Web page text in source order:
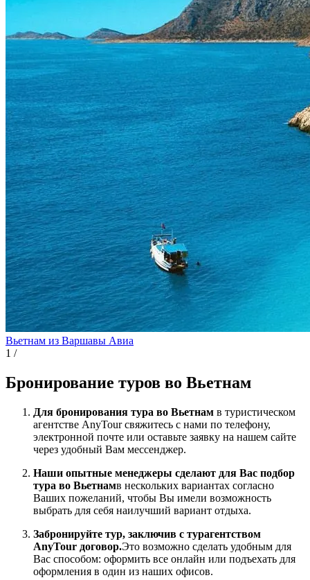
Вьетнам из Варшавы Авиа
1 /
Бронирование туров во Вьетнам
Для бронирования тура во Вьетнам в туристическом
агентстве AnyTour свяжитесь с нами по телефону,
электронной почте или оставьте заявку на нашем сайте
через удобный Вам мессенджер.
Наши опытные менеджеры сделают для Вас подбор
тура во Вьетнамв нескольких вариантах согласно
Ваших пожеланий, чтобы Вы имели возможность
выбрать для себя наилучший вариант отдыха.
Забронируйте тур, заключив с турагентством
AnyTour договор.Это возможно сделать удобным для
Вас способом: оформить все онлайн или подъехать для
оформления в один из наших офисов.